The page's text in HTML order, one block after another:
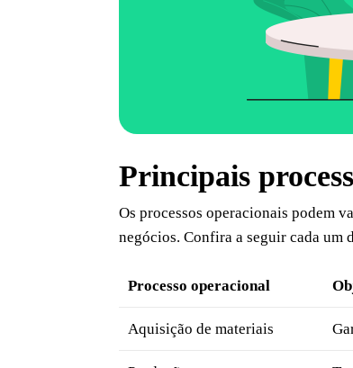
Principais
Os processos operacionais podem
negócios. Confira a seguir cada um
Processo operacional
Aquisição de materiais